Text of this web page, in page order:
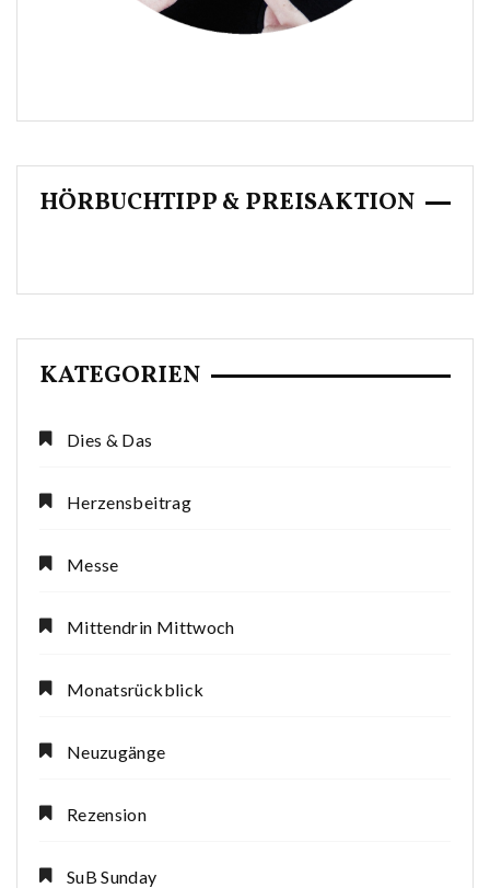
HÖRBUCHTIPP & PREISAKTION
KATEGORIEN
Dies & Das
Herzensbeitrag
Messe
Mittendrin Mittwoch
Monatsrückblick
Neuzugänge
Rezension
SuB Sunday